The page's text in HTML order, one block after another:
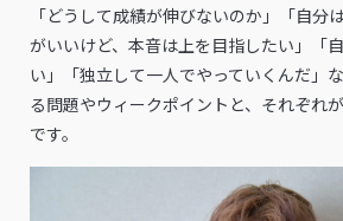
「どうして成績が伸びないのか」「自分
がいいけど、本音は上を目指したい」「
い」「独立して一人でやっていくんだ」
る問題やウィークポイントと、それぞれ
です。